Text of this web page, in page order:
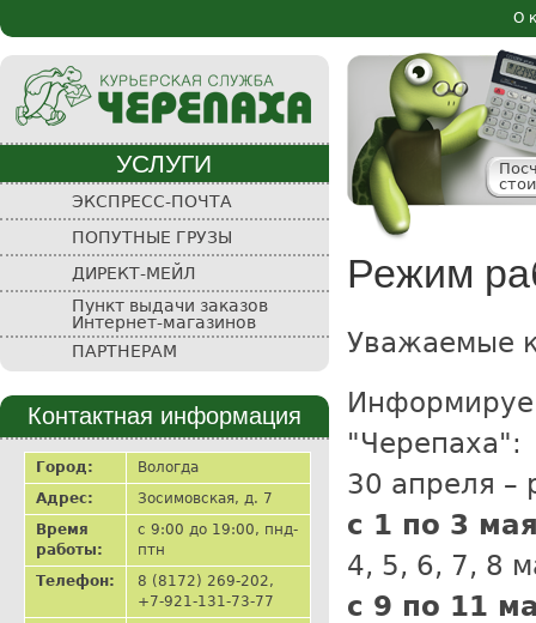
О
Курьерская
служба
"Черепаха"
УСЛУГИ
ЭКСПРЕСС-ПОЧТА
ПОПУТНЫЕ ГРУЗЫ
ДИРЕКТ-МЕЙЛ
Пункт выдачи заказов
Интернет-магазинов
ПАРТНЕРАМ
Контактная информация
Город:
Вологда
Адрес:
Зосимовская, д. 7
Время
работы:
с 9:00 до 19:00, пнд-
птн
Телефон:
8 (8172) 269-202,
+7-921-131-73-77
Режим
Уважаемые
"Черепаха":
30 апреля –
с 1 по 3
4, 5, 6, 7, 8
с 9 по 11